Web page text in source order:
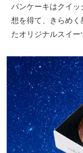
パンケーキはクイ
想を得て、きらめ
たオリジナルスイー